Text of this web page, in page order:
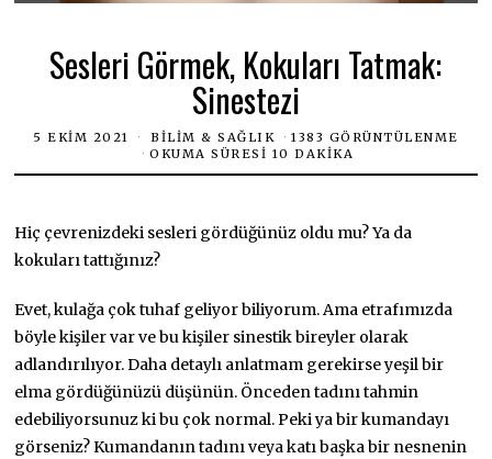
Sesleri Görmek, Kokuları Tatmak:
Sinestezi
5 EKIM 2021 BILIM & SAĞLIK
1383 GÖRÜNTÜLENME
OKUMA SÜRESI 10 DAKIKA
Hiç çevrenizdeki sesleri gördüğünüz oldu mu? Ya da
kokuları tattığınız?
Evet, kulağa çok tuhaf geliyor biliyorum. Ama etrafımızda
böyle kişiler var ve bu kişiler sinestik bireyler olarak
adlandırılıyor. Daha detaylı anlatmam gerekirse yeşil bir
elma gördüğünüzü düşünün. Önceden tadını tahmin
edebiliyorsunuz ki bu çok normal. Peki ya bir kumandayı
görseniz? Kumandanın tadını veya katı başka bir nesnenin